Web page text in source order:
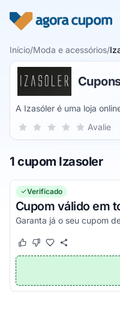
Início/Moda e acessórios/
A Izasóler é uma loja
artigos em prata. Dessa
belas e com produtos
Sua nota para Izasoler, de
5 estrelas
4 estrelas
3 estrelas
2 estrelas
1 estrela Avalie
1 cupom Izasoler
Verificado
Cupom válido em
Este cupom funcionou
Este cupom não